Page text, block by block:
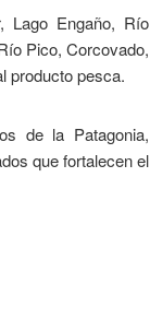
Lago Engaño, Río
Pico, Corcovado,
producto pesca.
de la Patagonia,
que fortalecen el